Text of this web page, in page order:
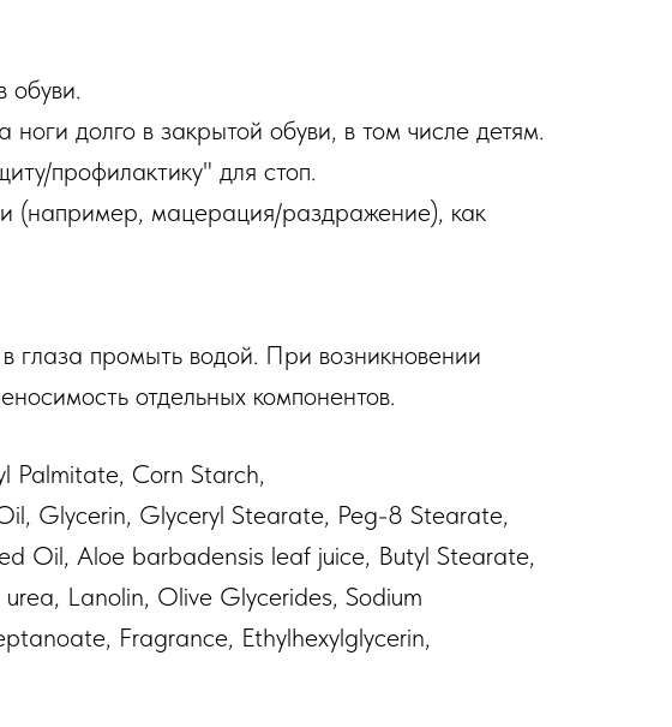
обуви.
долго в закрытой обуви, в том числе детям.
профилактику" для стоп.
(например, мацерация/раздражение), как
глаза промыть водой. При возникновении
отдельных компонентов.
Palmitate, Corn Starch,
Glycerin, Glyceryl Stearate, Peg-8 Stearate,
Oil, Aloe barbadensis leaf juice, Butyl Stearate,
Lanolin, Olive Glycerides, Sodium
Fragrance, Ethylhexylglycerin,